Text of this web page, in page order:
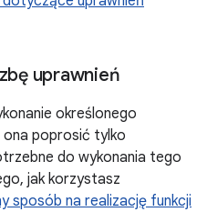
uprawnień
określonego
ona poprosić tylko
do wykonania tego
jak korzystasz
sposób na realizację funkcji